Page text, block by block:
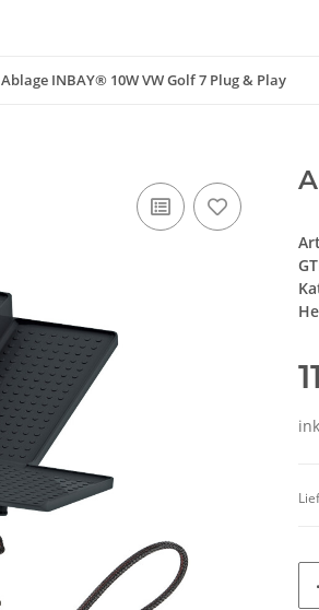
Ablage INBAY® 10W VW Golf 7 Plug & Play